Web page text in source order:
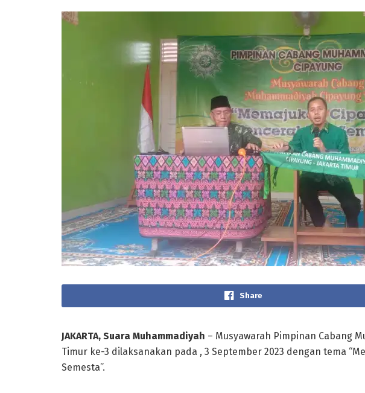
Share
JAKARTA, Suara Muhammadiyah – Musyawarah Pimpinan Cabang
Timur ke-3 dilaksanakan pada , 3 September 2023 dengan tema
Semesta”.